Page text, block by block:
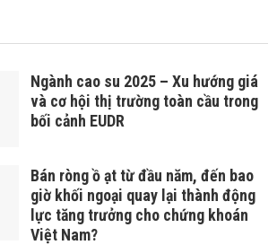
Ngành cao su 2025 – Xu hướng giá
và cơ hội thị trường toàn cầu trong
bối cảnh EUDR
Bán ròng ồ ạt từ đầu năm, đến bao
giờ khối ngoại quay lại thành động
lực tăng trưởng cho chứng khoán
Việt Nam?